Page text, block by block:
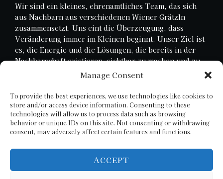
Manage Consent
To provide the best experiences, we use technologies like cookies to
store and/or access device information. Consenting to these
technologies will allow us to process data such as browsing
behavior or unique IDs on this site. Not consenting or withdrawing
consent, may adversely affect certain features and functions.
ACCEPT
Wir sind ein kleines, ehrenamtliches Team, das sich
aus Nachbarn aus verschiedenen Wiener Grätzln
zusammensetzt. Uns eint die Überzeugung, dass
Veränderung immer im Kleinen beginnt. Unser Ziel ist
es, die Energie und die Lösungen, die bereits in der
Nachbarschaft existieren, sichtbar zu machen und zu
SEARCH
Search
for: